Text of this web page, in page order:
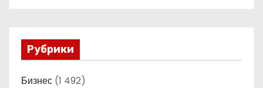
Рубрики
Бизнес (1 492)